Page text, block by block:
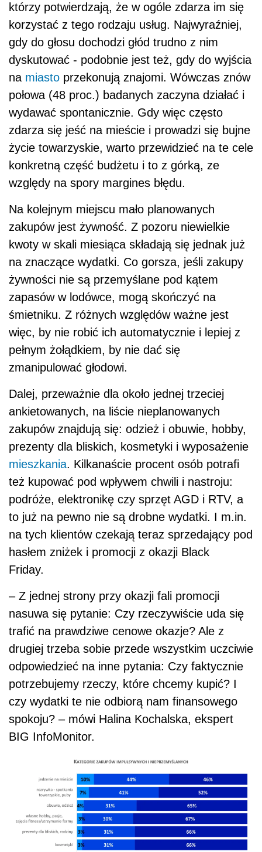
którzy potwierdzają, że w ogóle zdarza im się
korzystać z tego rodzaju usług. Najwyraźniej,
gdy do głosu dochodzi głód trudno z nim
dyskutować - podobnie jest też, gdy do wyjścia
na miasto przekonują znajomi. Wówczas znów
połowa (48 proc.) badanych zaczyna działać i
wydawać spontanicznie. Gdy więc często
zdarza się jeść na mieście i prowadzi się bujne
życie towarzyskie, warto przewidzieć na te cele
konkretną część budżetu i to z górką, ze
względy na spory margines błędu.
Na kolejnym miejscu mało planowanych
zakupów jest żywność. Z pozoru niewielkie
kwoty w skali miesiąca składają się jednak już
na znaczące wydatki. Co gorsza, jeśli zakupy
żywności nie są przemyślane pod kątem
zapasów w lodówce, mogą skończyć na
śmietniku. Z różnych względów ważne jest
więc, by nie robić ich automatycznie i lepiej z
pełnym żołądkiem, by nie dać się
zmanipulować głodowi.
Dalej, przeważnie dla około jednej trzeciej
ankietowanych, na liście nieplanowanych
zakupów znajdują się: odzież i obuwie, hobby,
prezenty dla bliskich, kosmetyki i wyposażenie
mieszkania. Kilkanaście procent osób potrafi
też kupować pod wpływem chwili i nastroju:
podróże, elektronikę czy sprzęt AGD i RTV, a
to już na pewno nie są drobne wydatki. I m.in.
na tych klientów czekają teraz sprzedający pod
hasłem zniżek i promocji z okazji Black
Friday.
– Z jednej strony przy okazji fali promocji
nasuwa się pytanie: Czy rzeczywiście uda się
trafić na prawdziwe cenowe okazje? Ale z
drugiej trzeba sobie przede wszystkim uczciwie
odpowiedzieć na inne pytania: Czy faktycznie
potrzebujemy rzeczy, które chcemy kupić? I
czy wydatki te nie odbiorą nam finansowego
spokoju? – mówi Halina Kochalska, ekspert
BIG InfoMonitor.